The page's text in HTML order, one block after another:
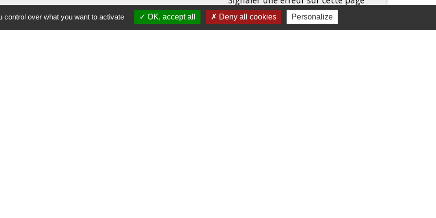
over what you want to activate OK, accept all Deny all cookies Personalize